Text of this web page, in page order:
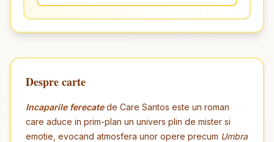
Despre carte
Incaparile ferecatede Care Santos este un roman
care aduce in prim-plan un univers plin de mister si
emotie, evocand atmosfera unor opere precum Umbra